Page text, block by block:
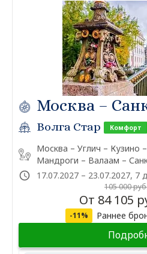
Москва –
Волга Стар Комфорт
Москва – Углич – Кузино
Мандроги – Валаам –
17.07.2027 – 23.07.2027, 7
105 000
От 84 105
-11% Раннее